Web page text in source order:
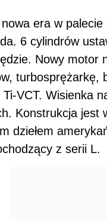
era w
6 cylindrów
Nowy motor
VCT. Wisienka
Konstrukcja
dziełem
z serii L.